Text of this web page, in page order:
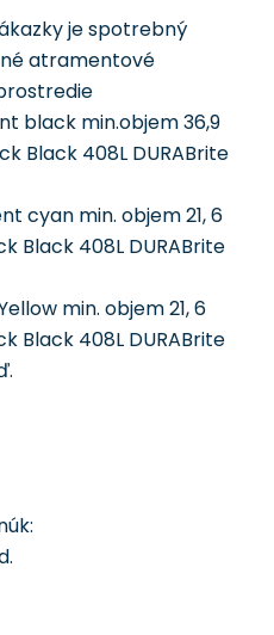
je spotrebný
atramentové
black min.objem 36,9
Black 408L DURABrite
cyan min. objem 21, 6
Black 408L DURABrite
min. objem 21, 6
Black 408L DURABrite